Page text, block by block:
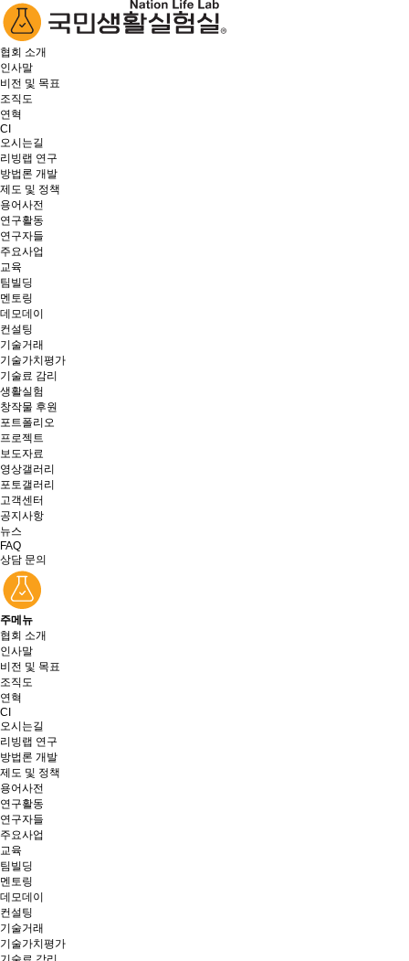
협회 소개
인사말
비전 및 목표
조직도
연혁
CI
오시는길
리빙랩 연구
방법론 개발
제도 및 정책
용어사전
연구활동
연구자들
주요사업
교육
팀빌딩
멘토링
데모데이
컨설팅
기술거래
기술가치평가
기술료 감리
생활실험
창작물 후원
포트폴리오
프로젝트
보도자료
영상갤러리
포토갤러리
고객센터
공지사항
뉴스
FAQ
상담 문의
주메뉴
협회 소개
인사말
비전 및 목표
조직도
연혁
CI
오시는길
리빙랩 연구
방법론 개발
제도 및 정책
용어사전
연구활동
연구자들
주요사업
교육
팀빌딩
멘토링
데모데이
컨설팅
기술거래
기술가치평가